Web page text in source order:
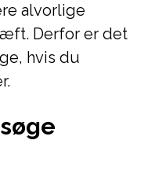
alvorlige
Derfor er det
hvis du